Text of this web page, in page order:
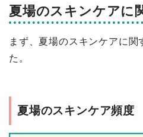
夏場のスキンケアに
まず、夏場のスキンケアに関
た。
夏場のスキンケア頻度